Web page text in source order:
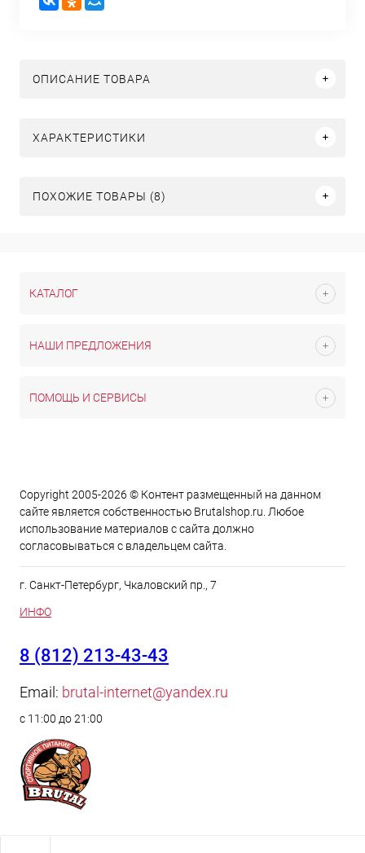
ОПИСАНИЕ ТОВАРА
ХАРАКТЕРИСТИКИ
ПОХОЖИЕ ТОВАРЫ (8)
КАТАЛОГ
НАШИ ПРЕДЛОЖЕНИЯ
ПОМОЩЬ И СЕРВИСЫ
Copyright 2005-2026 © Контент размещенный на данном
сайте является cобственностью Brutalshop.ru. Любое
использование материалов с сайта должно
согласовываться с владельцем сайта.
г. Санкт-Петербург, Чкаловский пр., 7
ИНФО
8 (812) 213-43-43
Email: brutal-internet@yandex.ru
с 11:00 до 21:00